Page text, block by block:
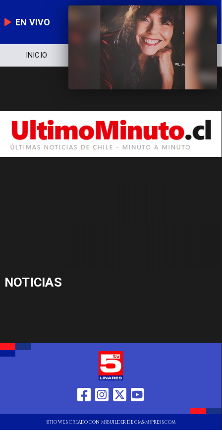
EN VIVO
INICIO NOTICIERO POLÍTICA
NOTICIAS
SITIO WEB CREADO CON MSBUILDER DE CMS-MSPRESS.COM